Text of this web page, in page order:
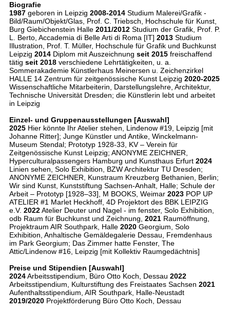
Biografie
1987geboren in Leipzig 2008-2014Studium Malerei/Grafik -
Bild/Raum/Objekt/Glas, Prof. C. Triebsch, Hochschule für Kunst,
Burg Giebichenstein Halle 2011/2012Studium der Grafik, Prof. P.
L. Berto, Accademia di Belle Arti di Roma [IT] 2013Studium
Illustration, Prof. T. Müller, Hochschule für Grafik und Buchkunst
Leipzig 2014Diplom mit Auszeichnung seit 2015freischaffend
tätig seit 2018verschiedene Lehrtätigkeiten, u. a.
Sommerakademie Künstlerhaus Meinersen u. Zeichenzirkel
HALLE 14 Zentrum für zeitgenössische Kunst Leipzig 2020-2025
Wissenschaftliche Mitarbeiterin, Darstellungslehre, Architektur,
Technische Universität Dresden; die Künstlerin lebt und arbeitet
in Leipzig
Einzel- und Gruppenausstellungen [Auswahl]
2025Hier könnte Ihr Atelier stehen, Lindenow #19, Leipzig [mit
Johanne Ritter]; Junge Künstler und Antike, Winckelmann-
Museum Stendal; Prototyp 1928-33, KV – Verein für
Zeitgenössische Kunst Leipzig; ANONYME ZEICHNER,
Hyperculturalpassengers Hamburg und Kunsthaus Erfurt 2024
Linien sehen, Solo Exhibition, BZW Architektur TU Dresden;
ANONYME ZEICHNER, Kunstraum Kreuzberg Bethanien, Berlin;
Wir sind Kunst, Kunststiftung Sachsen-Anhalt, Halle; Schule der
Arbeit – Prototyp [1928–33], M BOOKS, Weimar 2023POP UP
ATELIER #1 Marlet Heckhoff, 4D Projektort des BBK LEIPZIG
e.V. 2022Atelier Deuter und Nagel - im fenster, Solo Exhibition,
odb Raum für Buchkunst und Zeichnung, 2021Raumöffnung,
Projektraum AIR Southpark, Halle 2020Georgium, Solo
Exhibition, Anhaltische Gemäldegalerie Dessau, Fremdenhaus
im Park Georgium; Das Zimmer hatte Fenster, The
Attic/Lindenow #16, Leipzig [mit Kollektiv Raumgedächtnis]
Preise und Stipendien [Auswahl]
2024Arbeitsstipendium, Büro Otto Koch, Dessau 2022
Arbeitsstipendium, Kulturstiftung des Freistaates Sachsen 2021
Aufenthaltsstipendium, AIR Southpark, Halle-Neustadt
2019/2020Projektförderung Büro Otto Koch, Dessau